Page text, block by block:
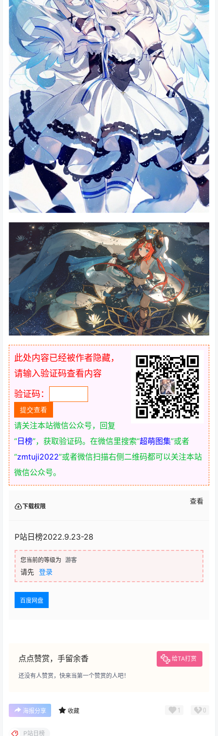
此处内容已经被作者隐藏，
请输入验证码查看内容
验证码：
请关注本站微信公众号，回复
“ 日榜”，获取验证码。在微信里搜索“超萌图集”或者
“zmtuji2022”或者微信扫描右侧二维码都可以关注本站
微信公众号。
下载权限
查看
P站日榜2022.9.23-28
您当前的等级为 游客
请先 登录
百度网盘
点点赞赏，手留余香 给TA打赏
还没有人赞赏，快来当第一个赞赏的人吧！
海报分享 收藏 1 0
P站日榜